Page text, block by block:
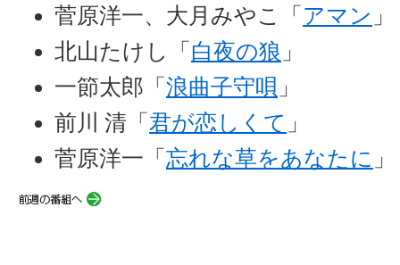
菅原洋一、大月みやこ「 アマン 」
北山たけし「 白夜の狼 」
一節太郎「 浪曲子守唄 」
前川 清「 君が恋しくて 」
菅原洋一「 忘れな草をあなたに 」